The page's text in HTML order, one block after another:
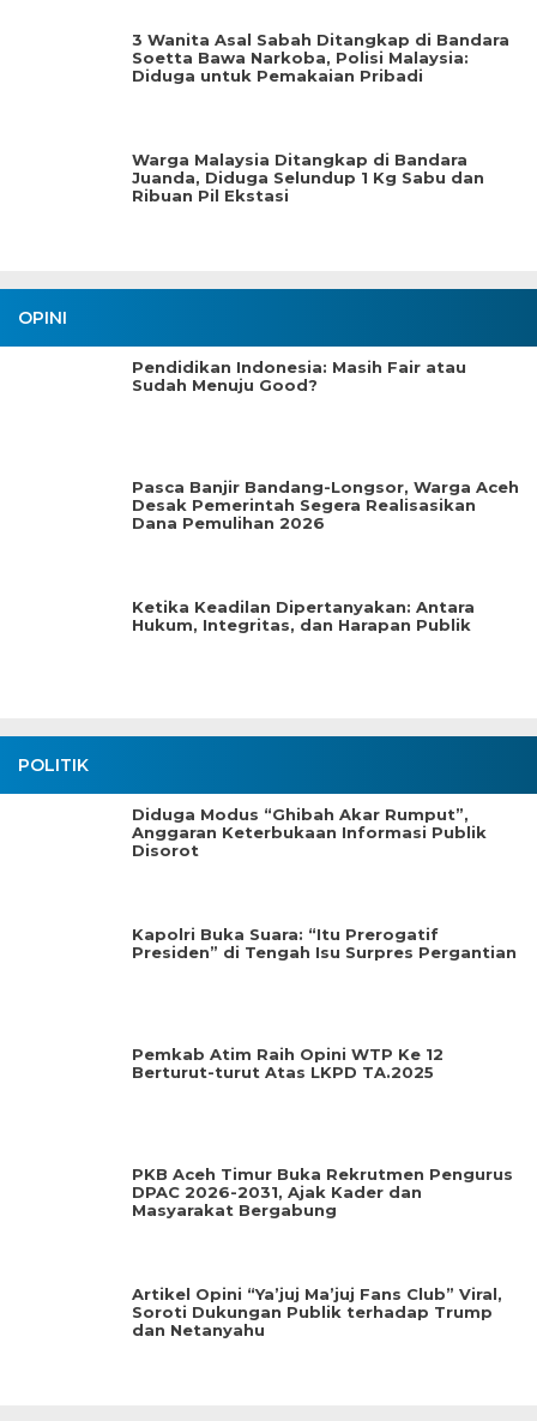
3 Wanita Asal Sabah Ditangkap di Bandara
Soetta Bawa Narkoba, Polisi Malaysia:
Diduga untuk Pemakaian Pribadi
Warga Malaysia Ditangkap di Bandara
Juanda, Diduga Selundup 1 Kg Sabu dan
Ribuan Pil Ekstasi
OPINI
Pendidikan Indonesia: Masih Fair atau
Sudah Menuju Good?
Pasca Banjir Bandang-Longsor, Warga Aceh
Desak Pemerintah Segera Realisasikan
Dana Pemulihan 2026
Ketika Keadilan Dipertanyakan: Antara
Hukum, Integritas, dan Harapan Publik
POLITIK
Diduga Modus “Ghibah Akar Rumput”,
Anggaran Keterbukaan Informasi Publik
Disorot
Kapolri Buka Suara: “Itu Prerogatif
Presiden” di Tengah Isu Surpres Pergantian
Pemkab Atim Raih Opini WTP Ke 12
Berturut-turut Atas LKPD TA.2025
PKB Aceh Timur Buka Rekrutmen Pengurus
DPAC 2026-2031, Ajak Kader dan
Masyarakat Bergabung
Artikel Opini “Ya’juj Ma’juj Fans Club” Viral,
Soroti Dukungan Publik terhadap Trump
dan Netanyahu